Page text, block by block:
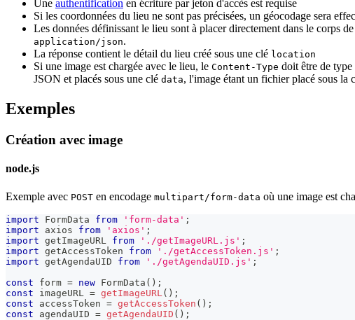
Une authentification en écriture par jeton d'accès est requise
Si les coordonnées du lieu ne sont pas précisées, un géocodage sera
Les données définissant le lieu sont à placer directement dans le corps
application/json.
La réponse contient le détail du lieu créé sous une clé location
Si une image est chargée avec le lieu, le Content-Type doit être de type
JSON et placés sous une clé data, l'image étant un fichier placé sous la
Exemples
Création avec image
node.js
Exemple avec POST en encodage multipart/form-data où une image est
import FormData from 'form-data' ;
import
axios from 'axios' ;
import getImageURL from './getImageURL.js' ;
import getAccessToken from './getAccessToken.js' ;
import getAgendaUID from './getAgendaUID.js' ;
const form = new FormData ( ) ;
const imageURL = getImageURL ( ) ;
const accessToken = getAccessToken ( ) ;
const agendaUID = getAgendaUID ( ) ;